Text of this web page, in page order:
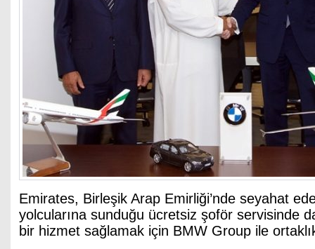
Emirates, Birleşik Arap Emirliği’nde seyahat
yolcularına sunduğu ücretsiz şoför servisinde
bir hizmet sağlamak için BMW Group ile